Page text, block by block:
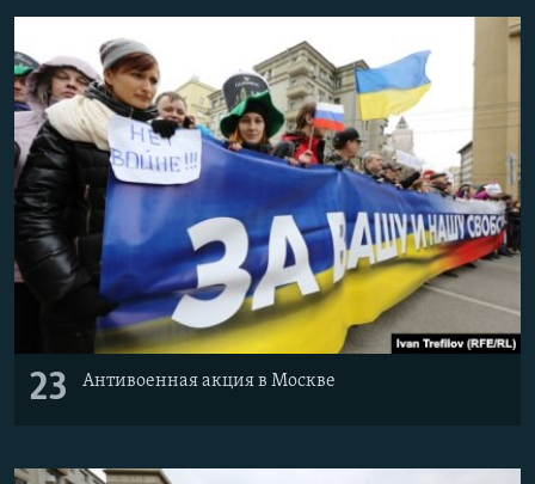
23 Антивоенная акция в Москве